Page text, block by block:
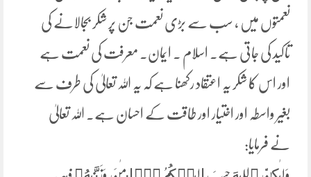
نعمتوں میں ، سب سے بڑی نعمت جن پر شکر بجالانے کی
تاکید کی جاتی ہے۔ اسلام ۔ ایمان۔ معرفت کی نعمت ہے
اور اس کا شکر یہ اعتقاد رکھنا ہے کہ یہ اللہ تعالیٰ کی طرف سے
بغیر واسطہ اور اختیار اور طاقت کے احسان ہے۔ اللہ تعالیٰ
نے فرمایا: